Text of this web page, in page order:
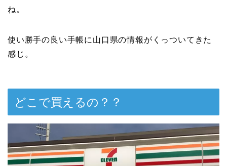
ね。
使い勝手の良い手帳に山口県の情報がくっついてきた
感じ。
どこで買えるの？？